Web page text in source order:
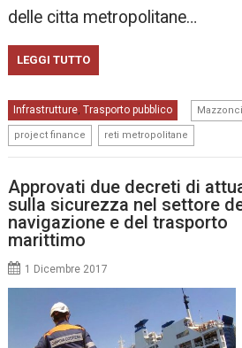
delle citta metropolitane…
LEGGI TUTTO
Infrastrutture, Trasporto pubblico
project finance reti metropolitane
Approvati due decreti di
sulla sicurezza nel settore
navigazione e del trasporto
marittimo
1 Dicembre 2017